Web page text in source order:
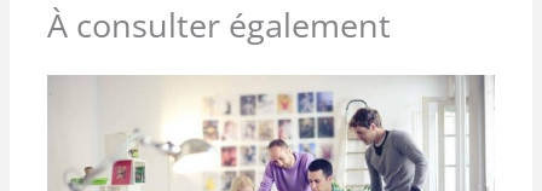
À consulter également